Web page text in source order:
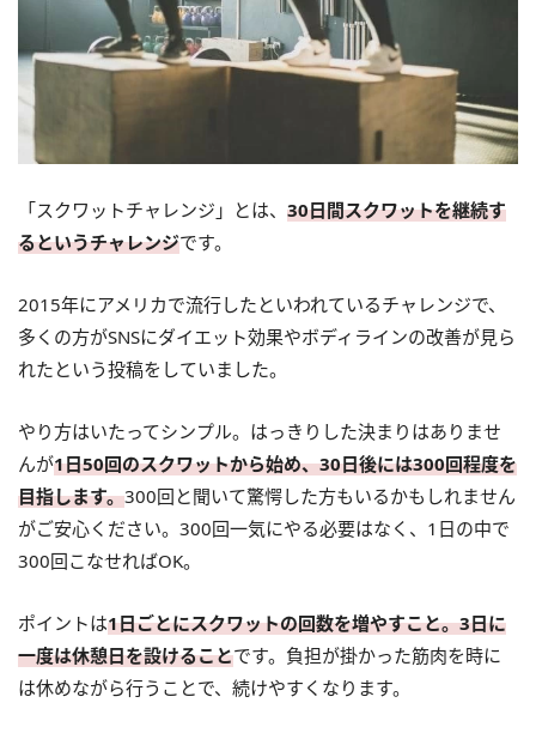
「スクワットチャレンジ」とは、 30日間スクワットを継続す
るというチャレンジです。
2015年にアメリカで流行したといわれているチャレンジで、
多くの方がSNSにダイエット効果やボディラインの改善が見ら
れたという投稿をしていました。
やり方はいたってシンプル。はっきりした決まりはありませ
んが1日50回のスクワットから始め、30日後には300回程度を
目指します。300回と聞いて驚愕した方もいるかもしれません
がご安心ください。300回一気にやる必要はなく、1日の中で
300回こなせればOK。
ポイントは1日ごとにスクワットの回数を増やすこと。3日に
一度は休憩日を設けることです。負担が掛かった筋肉を時に
は休めながら行うことで、続けやすくなります。